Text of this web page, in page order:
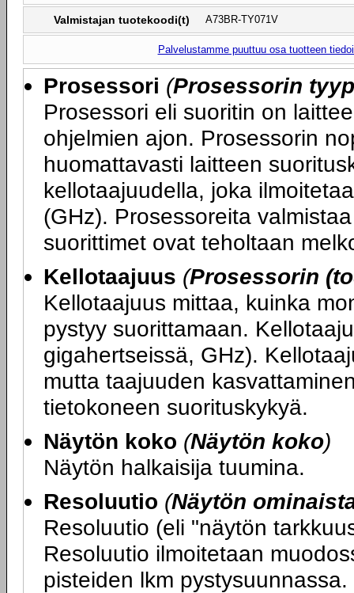
Valmistajan tuotekoodi(t) A73BR-TY071V
Palvelustamme puuttuu osa tuotteen
Prosessori (Prosessorin
Prosessori eli suoritin on
ohjelmien ajon. Prosessorin
huomattavasti laitteen
kellotaajuudella, joka
(GHz). Prosessoreita
suorittimet ovat teholtaan
Kellotaajuus (Prosessorin
Kellotaajuus mittaa, kuinka
pystyy suorittamaan.
gigahertseissä, GHz).
mutta taajuuden
tietokoneen suorituskykyä.
Näytön koko (Näytön koko)
Näytön halkaisija tuumina.
Resoluutio (Näytön
Resoluutio (eli "näytön
Resoluutio ilmoitetaan
pisteiden lkm pystysuunnassa.